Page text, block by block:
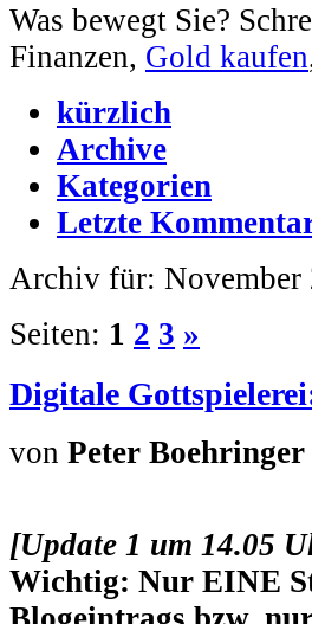
Was bewegt Sie?
Finanzen, Gold kaufen
kürzlich
Archive
Kategorien
Letzte
Archiv für: November
Seiten: 1 2 3 »
Digitale
von Peter Boehringer
[Update 1 um 14.05
Wichtig: Nur EINE